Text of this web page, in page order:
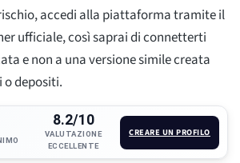
accedi alla piattaforma tramite il
ufficiale, così saprai di connetterti
e non a una versione simile creata
depositi.
8.2/10
VALUTAZIONE
ECCELLENTE
CREARE UN PROFILO